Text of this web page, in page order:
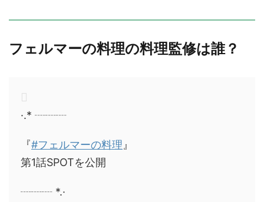
フェルマーの料理の料理監修は誰？
·.* ┈┈┈
『#フェルマーの料理 』
第1話SPOTを公開
┈┈┈ *.·